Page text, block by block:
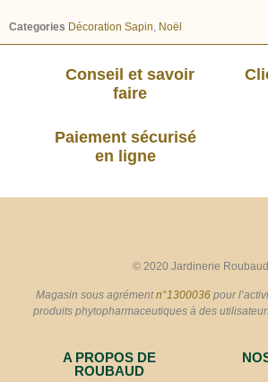
Categories Décoration Sapin, Noël
Conseil et savoir
faire
Paiement sécurisé
en ligne
© 2020 Jardinerie Roubaud
Magasin sous agrémentn°1300036pour
produits phytopharmaceutiques à des
A PROPOS DE
ROUBAUD